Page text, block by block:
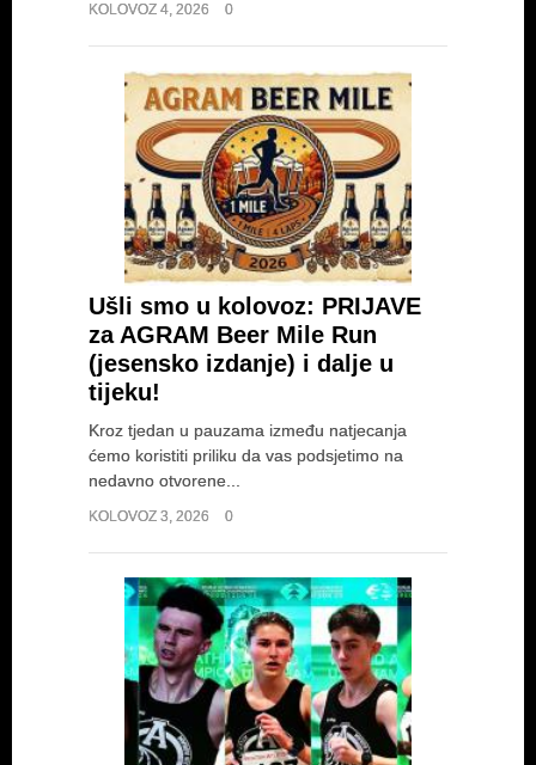
KOLOVOZ 4, 2026 0
Ušli smo u kolovoz: PRIJAVE
za AGRAM Beer Mile Run
(jesensko izdanje) i dalje u
tijeku!
Kroz tjedan u pauzama između natjecanja
ćemo koristiti priliku da vas podsjetimo na
nedavno otvorene...
KOLOVOZ 3, 2026 0